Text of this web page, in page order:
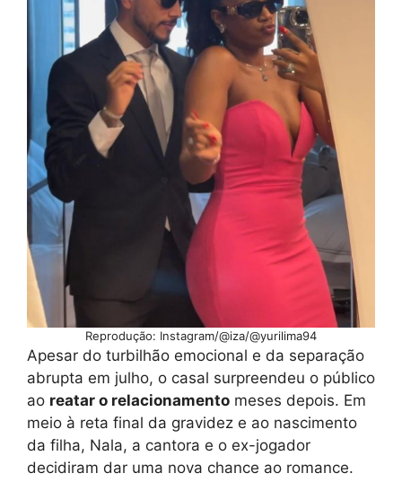
Reprodução: Instagram/@iza/@yurilima94
Apesar do turbilhão emocional e da separação
abrupta em julho, o casal surpreendeu o público
ao reatar o relacionamento meses depois. Em
meio à reta final da gravidez e ao nascimento
da filha, Nala, a cantora e o ex-jogador
decidiram dar uma nova chance ao romance.